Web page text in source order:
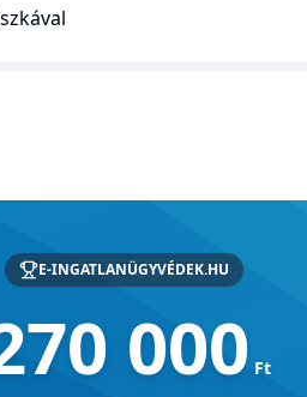
E-INGATLANÜGYVÉDEK.HU
000 Ft